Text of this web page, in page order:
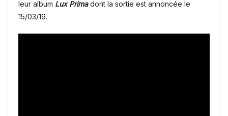
leur album Lux Prima dont la sortie est annoncée le
15/03/19.